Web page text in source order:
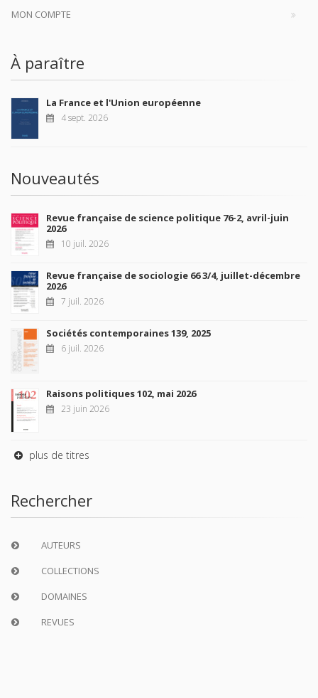
MON COMPTE
À paraître
La France et l'Union européenne
4 sept. 2026
Nouveautés
Revue française de science politique 76-2, avril-juin
2026
10 juil. 2026
Revue française de sociologie 66 3/4, juillet-décembre
2026
7 juil. 2026
Sociétés contemporaines 139, 2025
6 juil. 2026
Raisons politiques 102, mai 2026
23 juin 2026
plus de titres
Rechercher
AUTEURS
COLLECTIONS
DOMAINES
REVUES